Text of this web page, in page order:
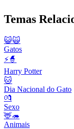
Temas
😺🙀
Gatos
⚡🧙
Harry Potter
🐱
Dia Nacional do Gato
💏
Sexo
🦌🦔
Animais